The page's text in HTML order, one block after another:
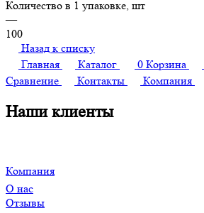
Количество в 1 упаковке, шт
—
100
Назад к списку
Главная
Каталог 0 Корзина
Сравнение
Контакты Компания
Наши клиенты
Компания
О нас
Отзывы